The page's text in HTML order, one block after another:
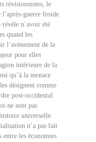
révisionnistes, le
guerre froide
révèle n’avoir été
quand les
l’avènement de la
pour elles
intérieure de la
qu’à la menace
désignent comme
post-occidental.
ne sont pas
universelle.
n’a pas fait
entre les économies